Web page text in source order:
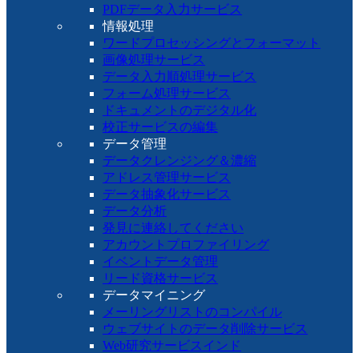
PDFデータ入力サービス
情報処理
ワードプロセッシングとフォーマット
画像処理サービス
データ入力順処理サービス
フォーム処理サービス
ドキュメントのデジタル化
校正サービスの編集
データ管理
データクレンジング＆濃縮
アドレス管理サービス
データ抽象化サービス
データ分析
発見に連絡してください
アカウントプロファイリング
イベントデータ管理
リード資格サービス
データマイニング
メーリングリストのコンパイル
ウェブサイトのデータ削除サービス
Web研究サービスインド